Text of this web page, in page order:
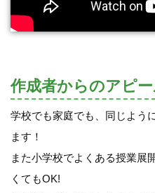
作成者からのアピ
学校でも家庭でも、同じよう
ます！
また小学校でよくある授業展
くてもOK!